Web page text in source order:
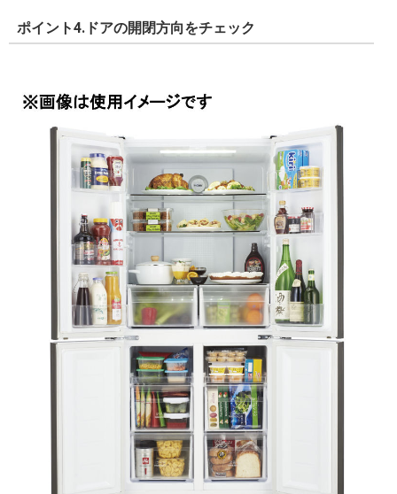
ポイント4.ドアの開閉方向をチェック